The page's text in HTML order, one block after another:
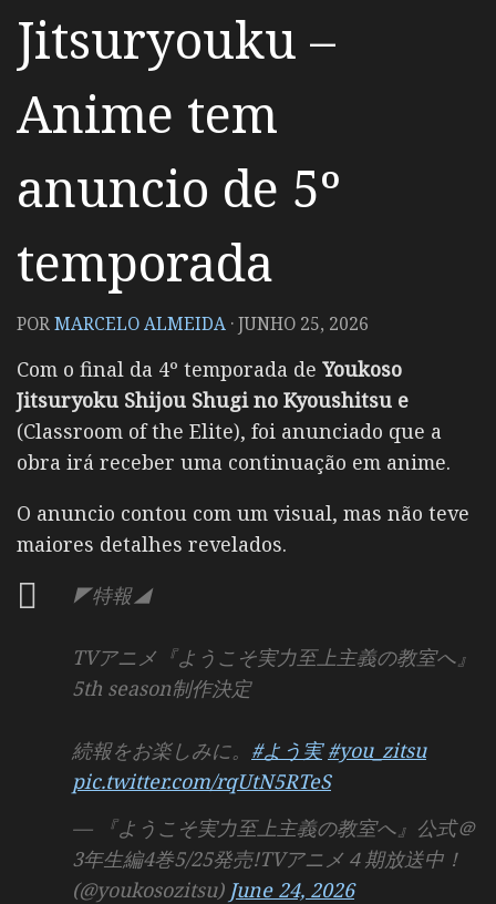
Jitsuryouku –
Anime tem
anuncio de 5º
temporada
PORMARCELO ALMEIDA ·JUNHO 25, 2026
Com o final da 4º temporada de Youkoso
Jitsuryoku Shijou Shugi no Kyoushitsu e
(Classroom of the Elite), foi anunciado que a
obra irá receber uma continuação em anime.
O anuncio contou com um visual, mas não teve
maiores detalhes revelados.
◤特報◢
TVアニメ『ようこそ実力至上主義の教室へ』
5th season制作決定
続報をお楽しみに。 #よう実 #you_zitsu
pic.twitter.com/rqUtN5RTeS
— 『ようこそ実力至上主義の教室へ』公式＠
3年生編4巻5/25発売!TVアニメ４期放送中！
(@youkosozitsu) June 24, 2026